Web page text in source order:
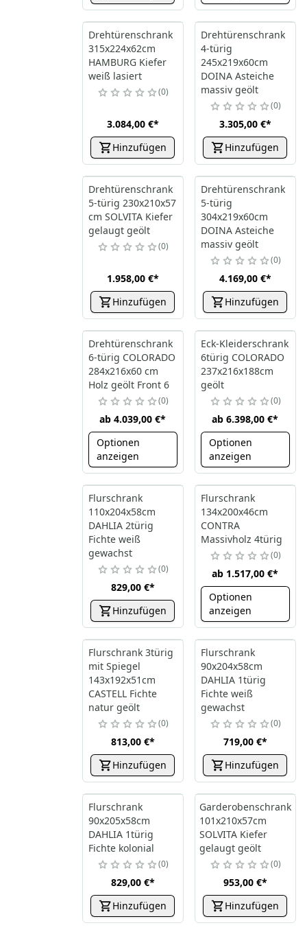
Drehtürenschrank
315x224x62cm
HAMBURG Kiefer
weiß lasiert
0
3.084,00 €*
Hinzufügen
Drehtürenschrank
4-türig
245x219x60cm
DOINA Asteiche
massiv geölt
0
3.305,00 €*
Hinzufügen
Drehtürenschrank
5-türig 230x210x57
cm SOLVITA Kiefer
gelaugt geölt
0
1.958,00 €*
Hinzufügen
Drehtürenschrank
5-türig
304x219x60cm
DOINA Asteiche
massiv geölt
0
4.169,00 €*
Hinzufügen
Drehtürenschrank
6-türig COLORADO
284x216x60 cm
Holz geölt Front 6
0
ab 4.039,00 €*
Optionen
anzeigen
Eck-Kleiderschrank
6türig COLORADO
237x216x188cm
geölt
0
ab 6.398,00 €*
Optionen
anzeigen
Flurschrank
110x204x58cm
DAHLIA 2türig
Fichte weiß
gewachst
0
829,00 €*
Hinzufügen
Flurschrank
134x200x46cm
CONTRA
Massivholz 4türig
0
ab 1.517,00 €*
Optionen
anzeigen
Flurschrank 3türig
mit Spiegel
143x192x51cm
CASTELL Fichte
natur geölt
0
813,00 €*
Hinzufügen
Flurschrank
90x204x58cm
DAHLIA 1türig
Fichte weiß
gewachst
0
719,00 €*
Hinzufügen
Flurschrank
90x205x58cm
DAHLIA 1türig
Fichte kolonial
0
829,00 €*
Hinzufügen
Garderobenschrank
101x210x57cm
SOLVITA Kiefer
gelaugt geölt
0
953,00 €*
Hinzufügen